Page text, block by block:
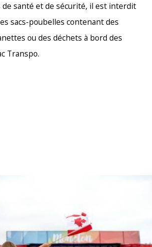
de santé et de sécurité, il est interdit
sacs-poubelles contenant des
ou des déchets à bord des
Transpo.